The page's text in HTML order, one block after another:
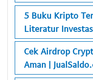
5 Buku Kripto
Literatur
Cek Airdrop
Aman |